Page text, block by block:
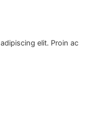
elit. Proin ac